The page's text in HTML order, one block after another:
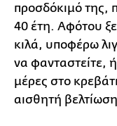
προσδόκιμό της,
40 έτη. Αφότου
κιλά, υποφέρω
να φανταστείτε,
μέρες στο
αισθητή